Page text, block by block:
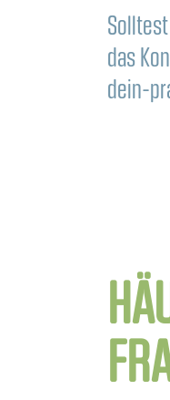
das
dein-